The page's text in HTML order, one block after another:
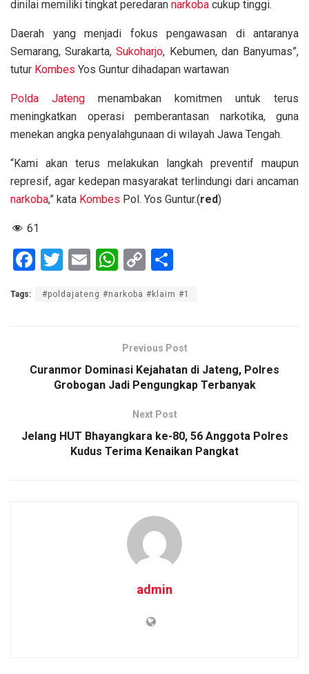
dinilai memiliki tingkat peredaran narkoba cukup tinggi.
Daerah yang menjadi fokus pengawasan di antaranya
Semarang, Surakarta,Sukoharjo, Kebumen, dan Banyumas”,
tutur Kombes Yos Guntur dihadapan wartawan
Polda Jateng menambakan komitmen untuk terus
meningkatkan operasi pemberantasan narkotika, guna
menekan angka penyalahgunaan di wilayah Jawa Tengah.
“Kami akan terus melakukan langkah preventif maupun
represif, agar kedepan masyarakat terlindungi dari ancaman
narkoba,” kata Kombes Pol. Yos Guntur.(red)
61
F
ce
o
T
tt
E
ail
W
at
A
p
p
C
py
n
k
ar
Tags: #poldajateng #narkoba #klaim #1
Previous Post
Curanmor Dominasi Kejahatan di Jateng, Polres
Grobogan Jadi Pengungkap Terbanyak
Next Post
Jelang HUT Bhayangkara ke-80, 56 Anggota Polres
Kudus Terima Kenaikan Pangkat
admin